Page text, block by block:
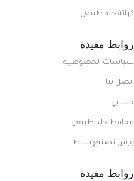
كراتة جلد طبيعي
روابط مفيدة
سياسات الخصوصية
اتصل بنا
حسابي
محافظ جلد طبيعي
ورش تصنيع شنط
روابط مفيدة